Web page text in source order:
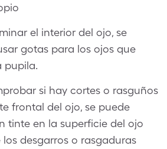
el interior del ojo, se
gotas para los ojos que
pupila.
si hay cortes o rasguños
frontal del ojo, se puede
tinte en la superficie del ojo
desgarros o rasgaduras